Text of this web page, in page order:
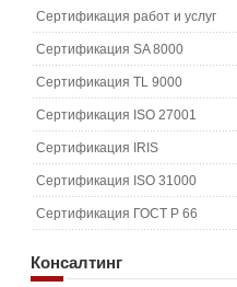
Сертификация работ и услуг
Сертификация SA 8000
Сертификация TL 9000
Сертификация ISO 27001
Сертификация IRIS
Сертификация ISO 31000
Сертификация ГОСТ Р 66
Консалтинг